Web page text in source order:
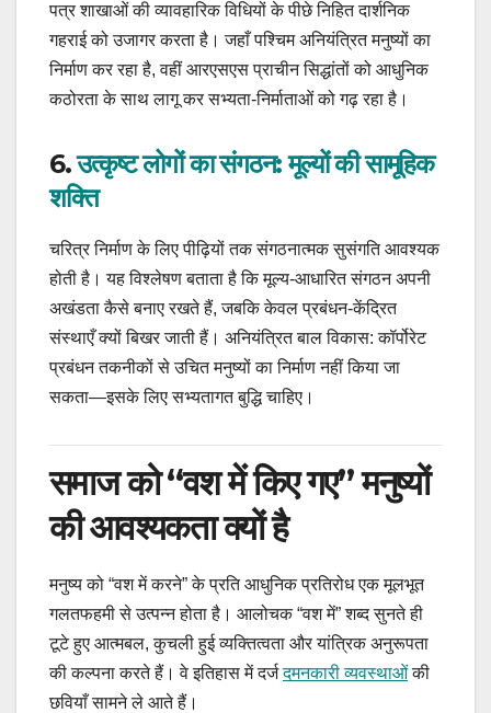
पत्र शाखाओं की व्यावहारिक विधियों के पीछे निहित दार्शनिक
गहराई को उजागर करता है। जहाँ पश्चिम अनियंत्रित मनुष्यों का
निर्माण कर रहा है, वहीं आरएसएस प्राचीन सिद्धांतों को आधुनिक
कठोरता के साथ लागू कर सभ्यता-निर्माताओं को गढ़ रहा है।
6.उत्कृष्ट लोगों का संगठन: मूल्यों की सामूहिक
शक्ति
चरित्र निर्माण के लिए पीढ़ियों तक संगठनात्मक सुसंगति आवश्यक
होती है। यह विश्लेषण बताता है कि मूल्य-आधारित संगठन अपनी
अखंडता कैसे बनाए रखते हैं, जबकि केवल प्रबंधन-केंद्रित
संस्थाएँ क्यों बिखर जाती हैं। अनियंत्रित बाल विकास: कॉर्पोरेट
प्रबंधन तकनीकों से उचित मनुष्यों का निर्माण नहीं किया जा
सकता—इसके लिए सभ्यतागत बुद्धि चाहिए।
समाज को “वश में किए गए” मनुष्यों
की आवश्यकता क्यों है
मनुष्य को “वश में करने” के प्रति आधुनिक प्रतिरोध एक मूलभूत
गलतफहमी से उत्पन्न होता है। आलोचक “वश में” शब्द सुनते ही
टूटे हुए आत्मबल, कुचली हुई व्यक्तित्वता और यांत्रिक अनुरूपता
की कल्पना करते हैं। वे इतिहास में दर्जदमनकारी व्यवस्थाओंकी
छवियाँ सामने ले आते हैं।